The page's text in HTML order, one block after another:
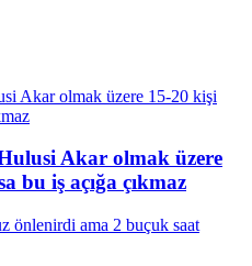
Akar olmak üzere
bu iş açığa çıkmaz